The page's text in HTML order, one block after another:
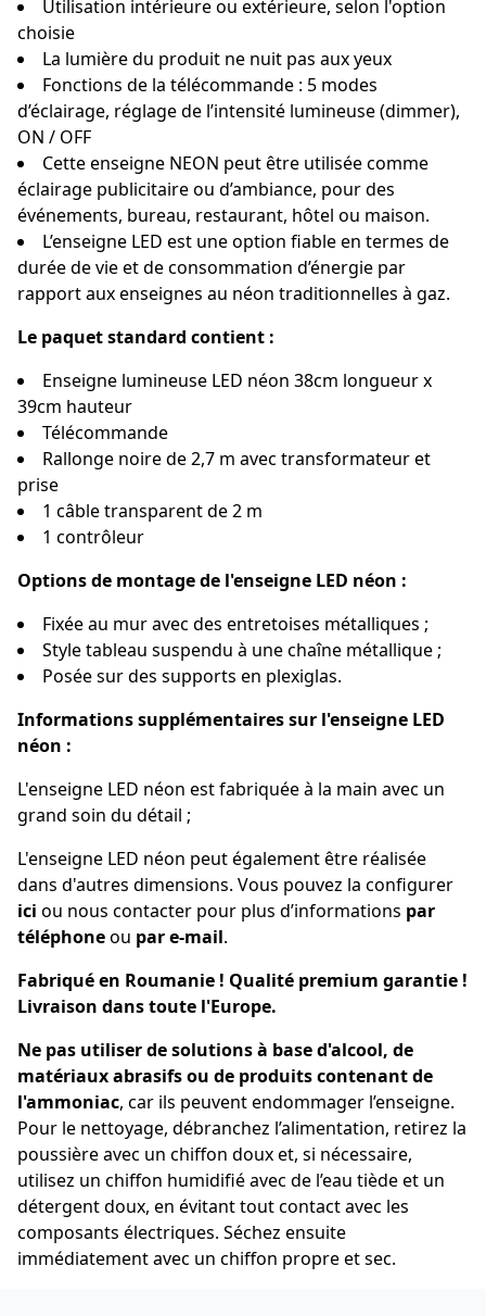
Utilisation intérieure ou extérieure, selon l'option
choisie
La lumière du produit ne nuit pas aux yeux
Fonctions de la télécommande : 5 modes
d’éclairage, réglage de l’intensité lumineuse (dimmer),
ON / OFF
Cette enseigne NEON peut être utilisée comme
éclairage publicitaire ou d’ambiance, pour des
événements, bureau, restaurant, hôtel ou maison.
L’enseigne LED est une option fiable en termes de
durée de vie et de consommation d’énergie par
rapport aux enseignes au néon traditionnelles à gaz.
Le paquet standard contient :
Enseigne lumineuse LED néon 38cm longueur x
39cm hauteur
Télécommande
Rallonge noire de 2,7 m avec transformateur et
prise
1 câble transparent de 2 m
1 contrôleur
Options de montage de l'enseigne LED néon :
Fixée au mur avec des entretoises métalliques ;
Style tableau suspendu à une chaîne métallique ;
Posée sur des supports en plexiglas.
Informations supplémentaires sur l'enseigne LED
néon :
L'enseigne LED néon est fabriquée à la main avec un
grand soin du détail ;
L'enseigne LED néon peut également être réalisée
dans d'autres dimensions. Vous pouvez la configurer
ici ou nous contacter pour plus d’informations par
téléphoneou par e-mail.
Fabriqué en Roumanie ! Qualité premium garantie !
Livraison dans toute l'Europe.
Ne pas utiliser de solutions à base d'alcool, de
matériaux abrasifs ou de produits contenant de
l'ammoniac, car ils peuvent endommager l’enseigne.
Pour le nettoyage, débranchez l’alimentation, retirez la
poussière avec un chiffon doux et, si nécessaire,
utilisez un chiffon humidifié avec de l’eau tiède et un
détergent doux, en évitant tout contact avec les
composants électriques. Séchez ensuite
immédiatement avec un chiffon propre et sec.